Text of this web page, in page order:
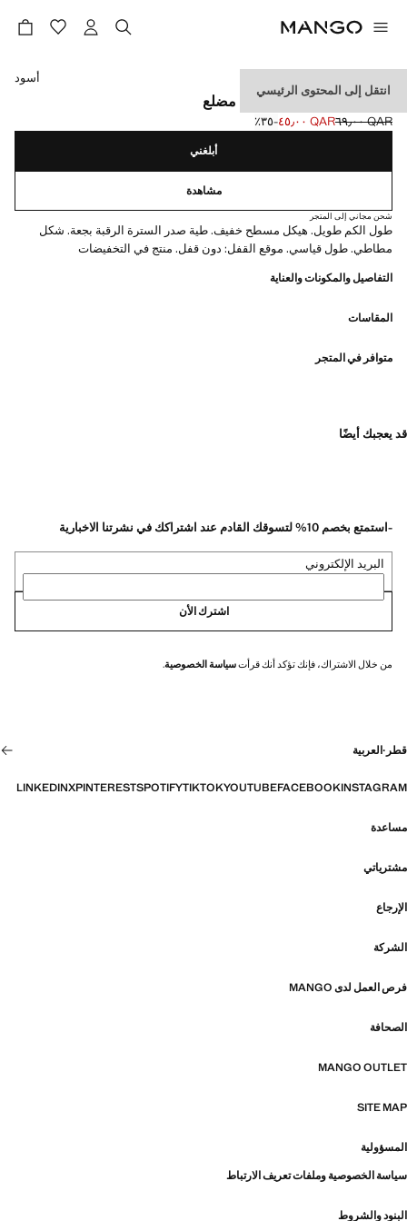
انتقل إلى المحتوى الرئيسي
تيشيرت بأكمام طويلة نمط مضلع
السعر الأول محذوف [QAR ٦٩٫٠٠ ]
QAR ٦٩٫٠٠
السعر الحالي [QAR ٤٥٫٠٠ ]QAR ٤٥٫٠٠ ؜-٣٥٪؜
حدد اللون
أسود
أبلغني
مشاهدة
شحن مجاني إلى المتجر
طول الكم طويل. هيكل مسطح خفيف. طية صدر السترة الرقبة بجعة. شكل
مطاطي. طول قياسي. موقع القفل: دون قفل. منتج في التخفيضات
التفاصيل والمكونات والعناية
المقاسات
متوافر في المتجر
قد يعجبك أيضًا
-استمتع بخصم 10% لتسوقك القادم عند اشتراكك في نشرتنا الاخبارية
البريد الإلكتروني
اشترك الأن
من خلال الاشتراك، فإنك تؤكد أنك قرأتسياسة الخصوصية.
قطر ·العربية
INSTAGRAM
FACEBOOK
YOUTUBE
TIKTOK
SPOTIFY
PINTEREST
X
LINKEDIN
مساعدة
مشترياتي
الإرجاع
الشركة
فرص العمل لدى MANGO
الصحافة
MANGO OUTLET
SITE MAP
المسؤولية
سياسة الخصوصية وملفات تعريف الارتباط
البنود والشروط